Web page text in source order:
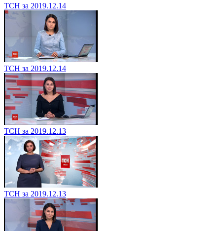
ТСН за 2019.12.14
ТСН за 2019.12.14
ТСН за 2019.12.13
ТСН за 2019.12.13